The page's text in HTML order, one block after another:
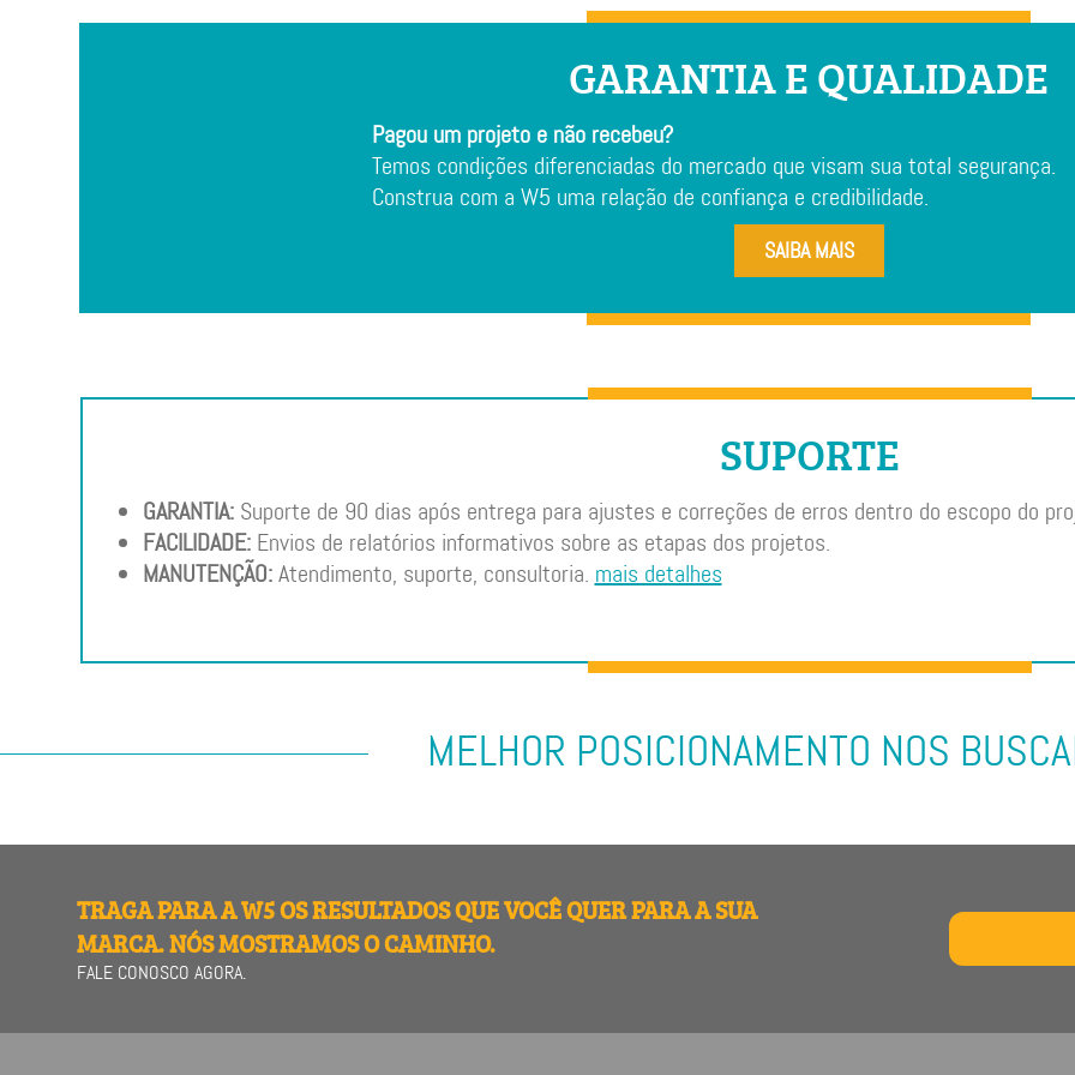
GARANTIA E QUALIDADE
Pagou um projeto e não recebeu?
Temos condições diferenciadas do mercado que visam sua total segurança.
Construa com a W5 uma relação de confiança e credibilidade.
SAIBA MAIS
SUPORTE
GARANTIA:Suporte de 90 dias após entrega para ajustes e correções de erros dentro do escopo do
FACILIDADE:Envios de relatórios informativos sobre as etapas dos projetos.
MANUTENÇÃO:Atendimento, suporte, consultoria. mais detalhes
MELHOR POSICIONAMENTO NOS
TRAGA PARA A W5 OS RESULTADOS QUE VOCÊ QUER PARA A SUA
MARCA. NÓS MOSTRAMOS O CAMINHO.
FALE CONOSCO AGORA.